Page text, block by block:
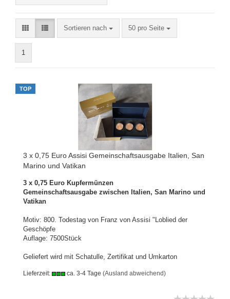
Sortieren nach 50 pro Seite
1
TOP
3 x 0,75 Euro Assisi Gemeinschaftsausgabe Italien, San
Marino und Vatikan
3 x 0,75 Euro Kupfermünzen
Gemeinschaftsausgabe zwischen Italien, San Marino und
Vatikan
Motiv: 800. Todestag von Franz von Assisi "Loblied der
Geschöpfe
Auflage: 7500Stück
Geliefert wird mit Schatulle, Zertifikat und Umkarton
Lieferzeit: ca. 3-4 Tage (Ausland abweichend)